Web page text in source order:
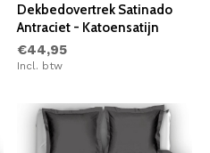
Dekbedovertrek Satinado
Antraciet - Katoensatijn
€44,95
Incl. btw